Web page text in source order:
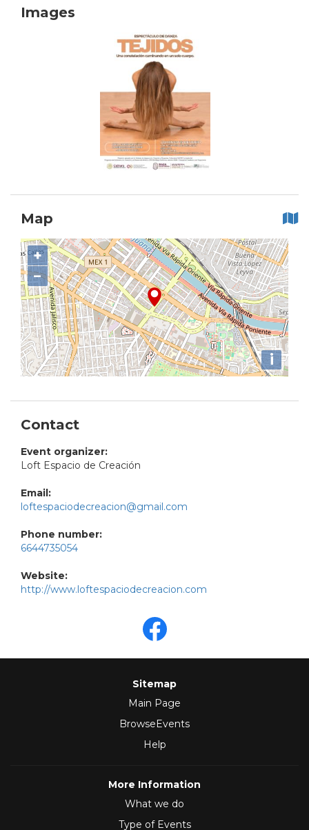
Images
Map
+
−
i
Contact
Event organizer:
Loft Espacio de Creación
Email:
loftespaciodecreacion@gmail.com
Phone number:
6644735054
Website:
http://www.loftespaciodecreacion.com
Sitemap
Main Page
BrowseEvents
Help
More Information
What we do
Type of Events